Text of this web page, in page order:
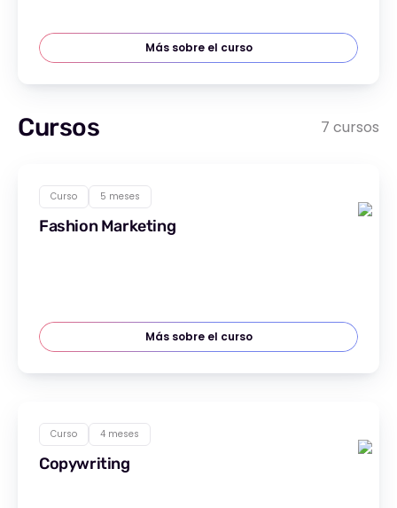
Más sobre el curso
Cursos 7 cursos
Curso 5 meses
Fashion Marketing
Más sobre el curso
Curso 4 meses
Copywriting